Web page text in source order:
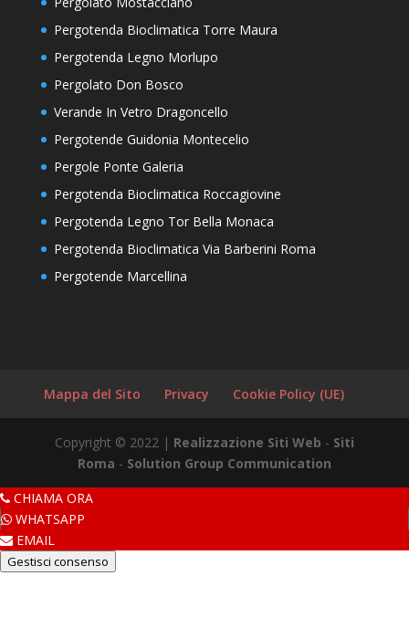
Pergotenda Bioclimatica Torre Maura
Pergotenda Legno Morlupo
Pergolato Don Bosco
Verande In Vetro Dragoncello
Pergotende Guidonia Montecelio
Pergole Ponte Galeria
Pergotenda Bioclimatica Roccagiovine
Pergotenda Legno Tor Bella Monaca
Pergotenda Bioclimatica Via Barberini Roma
Pergotende Marcellina
Mappa del Sito Privacy Cookie Policy (UE)
Copyright © 2022 | Realizzazione Siti Web - Siti
Roma - Solution Group Communication
CHIAMA ORA
WHATSAPP
EMAIL
Gestisci consenso